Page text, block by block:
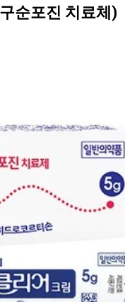
순포진 치료체)